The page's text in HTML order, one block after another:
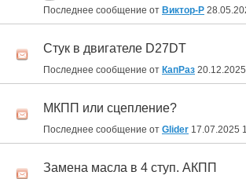
Последнее сообщение от Виктор-Р
Стук в двигателе D27DT
Последнее сообщение от КапРаз 20.12.2025
МКПП или сцепление?
Последнее сообщение от Glider 17.07.2025
Замена масла в 4 ступ. АКПП